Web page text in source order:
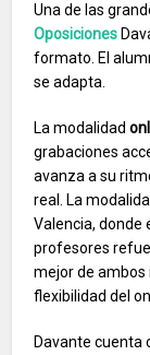
Una de las
Oposiciones
formato. El
se adapta.
La modalidad
grabaciones
avanza a su
real. La
Valencia, donde
profesores
mejor de
flexibilidad del
Davante cuenta